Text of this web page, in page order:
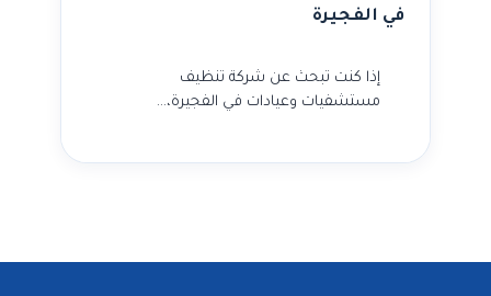
في الفجيرة
إذا كنت تبحث عن شركة تنظيف
مستشفيات وعيادات في الفجيرة،…